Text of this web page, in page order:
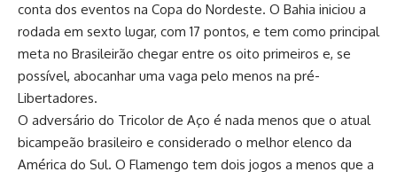
conta dos eventos na Copa do Nordeste. O Bahia iniciou a
rodada em sexto lugar, com 17 pontos, e tem como principal
meta no Brasileirão chegar entre os oito primeiros e, se
possível, abocanhar uma vaga pelo menos na pré-
Libertadores.
O adversário do Tricolor de Aço é nada menos que o atual
bicampeão brasileiro e considerado o melhor elenco da
América do Sul. O Flamengo tem dois jogos a menos que a